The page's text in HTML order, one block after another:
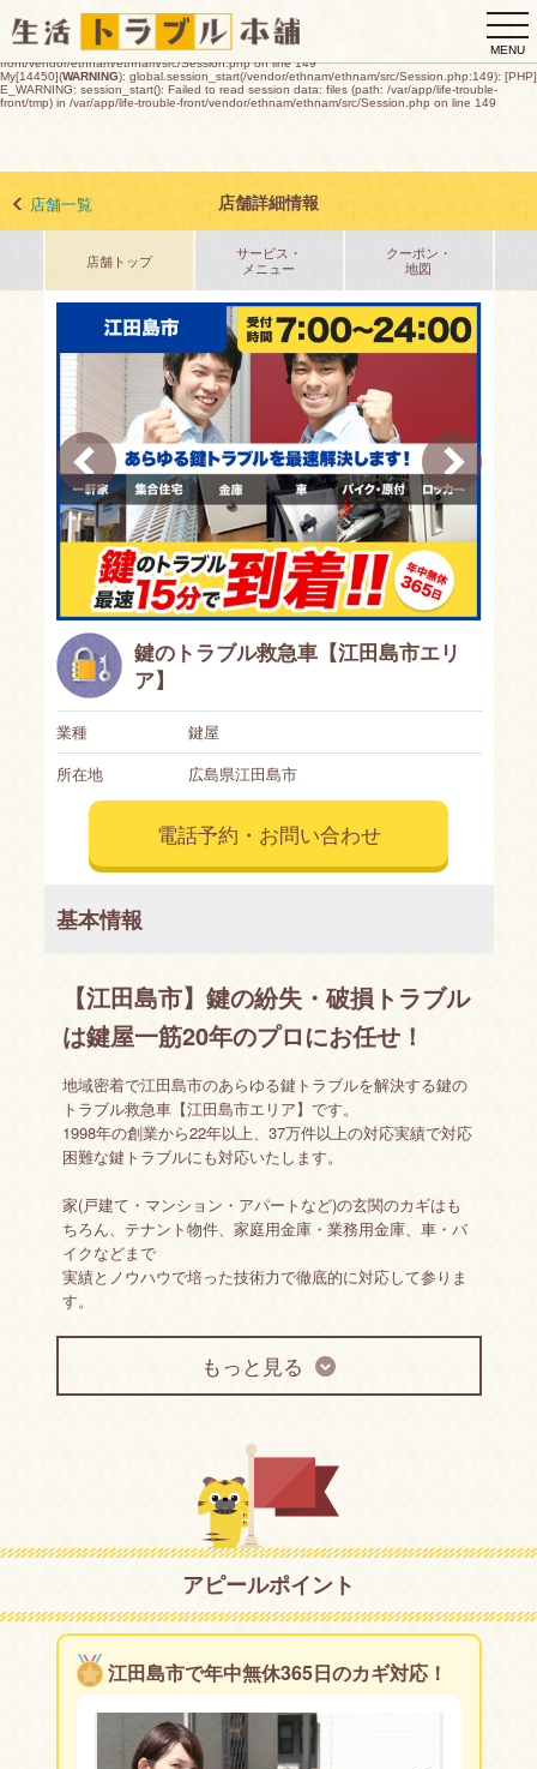
E_WARNING: session_start(): open(/var/app/life-trouble-
front/tmp/sess_bf2abf2095f82e6d2b2eac5a36ea24eaf3816cc1e8014b3c618d0c894afe88de,
O_RDWR) failed: デバイスに空き領域がありません (28) in /var/app/life-trouble-
front/vendor/ethnam/ethnam/src/Session.php on line 149
My[14450](WARNING): global.session_start(/vendor/ethnam/ethnam/src/Session.php:149): [PHP]
E_WARNING: session_start(): Failed to read session data: files (path: /var/app/life-trouble-
front/tmp) in /var/app/life-trouble-front/vendor/ethnam/ethnam/src/Session.php on line 149
MENU
店舗詳細情報
店舗一覧
店舗トップ
サービス・
メニュー
クーポン・
地図
鍵のトラブル救急車【江田島市エリ
ア】
業種
鍵屋
所在地
広島県江田島市
電話予約・お問い合わせ
基本情報
【江田島市】鍵の紛失・破損トラブル
は鍵屋一筋20年のプロにお任せ！
地域密着で江田島市のあらゆる鍵トラブルを解決する鍵の
トラブル救急車【江田島市エリア】です。
1998年の創業から22年以上、37万件以上の対応実績で対応
困難な鍵トラブルにも対応いたします。
家(戸建て・マンション・アパートなど)の玄関のカギはも
ちろん、テナント物件、家庭用金庫・業務用金庫、車・バ
イクなどまで
実績とノウハウで培った技術力で徹底的に対応して参りま
す。
「鍵を壊してしまった(破損)」などの鍵のトラブルにスピ
ーディーに対応。
対応は鍵開け(施錠・開錠)、鍵修理、鍵の作成(・スペアキ
―・合鍵・鍵交換)から新規取付け(補助錠・電池錠)・鍵の
部品交換、鍵穴の詰まり、鍵の閉じ込め(インロック・イン
キー)まで幅広く行っておりますので、お気軽に何でもご相
▼よくお問合せいただく鍵の種類
ディスクシリンダー錠（ウェーハータンブラー錠）/ピンタ
ンブラー錠（ピンシリンダー錠）/ディンプルシリンダー
錠/マグネットタンブラーシリンダー錠/ロータリーディス
クタンブラー錠/暗証番号錠/リモコンキー（リモートキ
ー）/スマートキーなど
もっと見る
アピールポイント
江田島市で年中無休365日のカギ対応！